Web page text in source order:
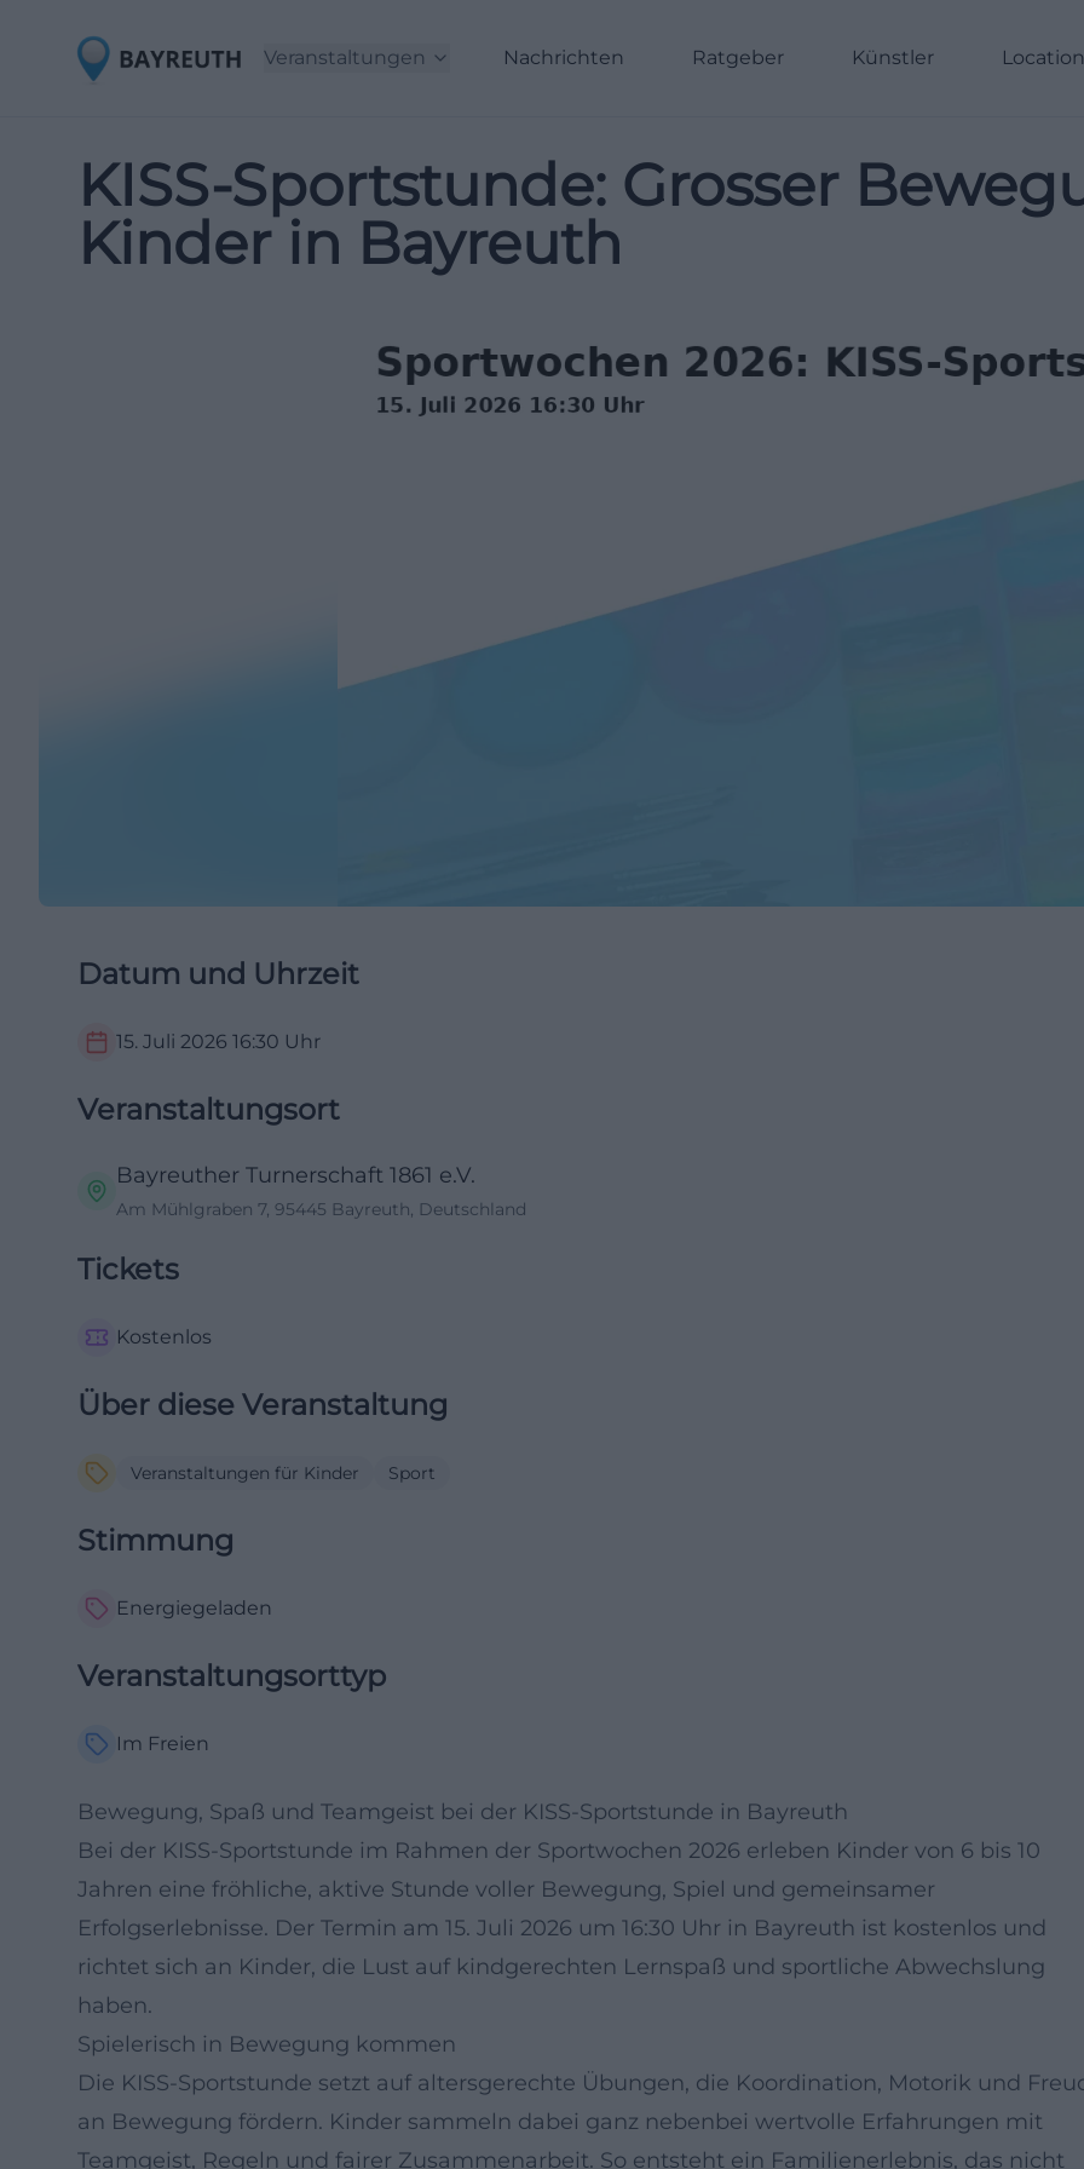
Veranstaltungen Nachrichten Ratgeber Künstler
KISS-Sportstunde: Grosser
Kinder in Bayreuth
Datum und Uhrzeit
15. Juli 2026 16:30 Uhr
Veranstaltungsort
Bayreuther Turnerschaft 1861 e.V.
Am Mühlgraben 7, 95445 Bayreuth, Deutschland
Tickets
Kostenlos
Über diese Veranstaltung
Veranstaltungen für Kinder Sport
Stimmung
Energiegeladen
Veranstaltungsorttyp
Im Freien
Bewegung, Spaß und Teamgeist bei der KISS-Sportstunde in Bayreuth
Bei der KISS-Sportstunde im Rahmen der Sportwochen 2026 erleben Kinder von 6 bis 10
Jahren eine fröhliche, aktive Stunde voller Bewegung, Spiel und gemeinsamer
Erfolgserlebnisse. Der Termin am 15. Juli 2026 um 16:30 Uhr in Bayreuth ist kostenlos und
richtet sich an Kinder, die Lust auf kindgerechten Lernspaß und sportliche Abwechslung
haben.
Spielerisch in Bewegung kommen
Die KISS-Sportstunde setzt auf altersgerechte Übungen, die Koordination, Motorik und
an Bewegung fördern. Kinder sammeln dabei ganz nebenbei wertvolle Erfahrungen mit
Teamgeist, Regeln und fairer Zusammenarbeit. So entsteht ein Familienerlebnis, das nicht